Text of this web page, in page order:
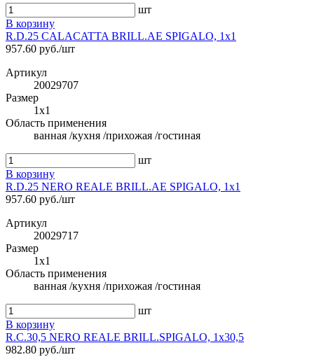
шт
В корзину
R.D.25 CALACATTA BRILL.AE SPIGALO, 1x1
957.60 руб./шт
Артикул
20029707
Размер
1x1
Область применения
ванная /кухня /прихожая /гостиная
шт
В корзину
R.D.25 NERO REALE BRILL.AE SPIGALO, 1x1
957.60 руб./шт
Артикул
20029717
Размер
1x1
Область применения
ванная /кухня /прихожая /гостиная
шт
В корзину
R.C.30,5 NERO REALE BRILL.SPIGALO, 1x30,5
982.80 руб./шт